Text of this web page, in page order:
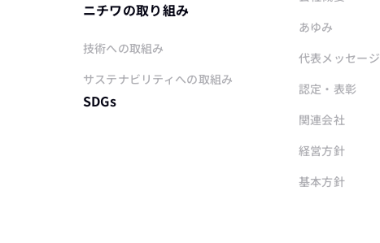
ニチワの取り組み
技術への取組み
サステナビリティへの取組み
SDGs
あゆみ
代表メッセージ
認定・表彰
関連会社
経営方針
基本方針